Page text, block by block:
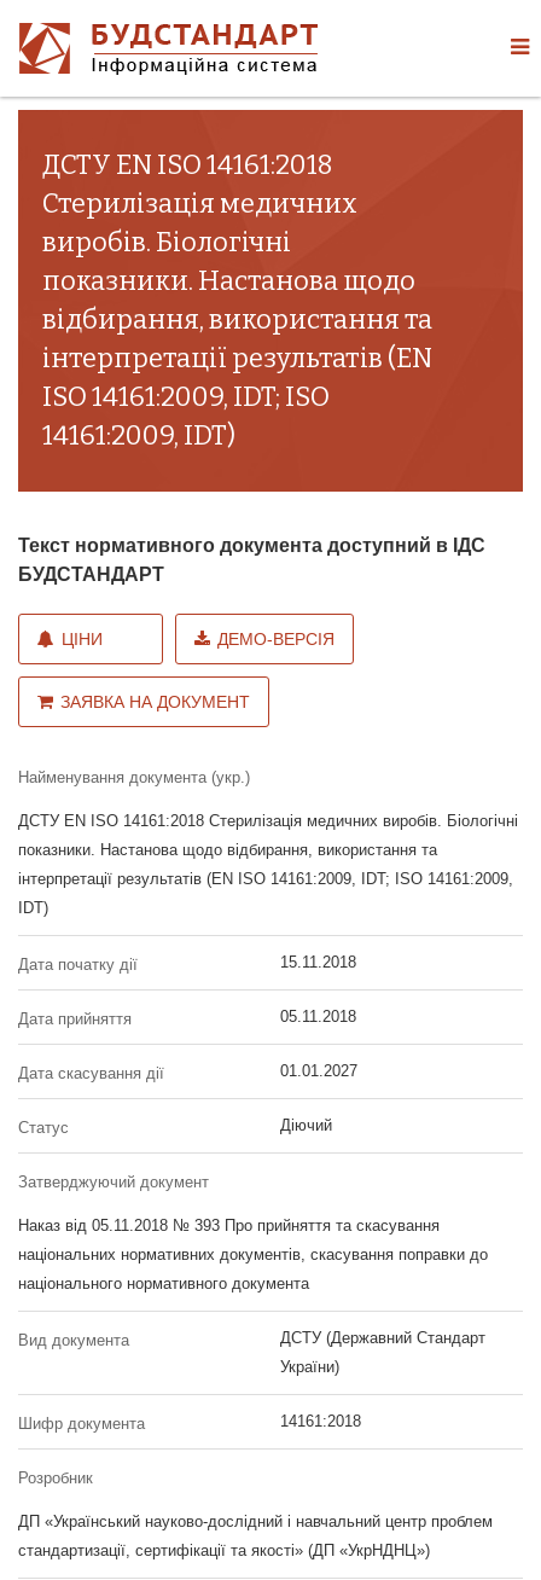
ДСТУ EN ISO 14161:2018
Стерилізація медичних
виробів. Біологічні
показники. Настанова щодо
відбирання, використання та
інтерпретації результатів (EN
ISO 14161:2009, IDT; ISO
14161:2009, IDT)
Текст нормативного документа доступний в ІДС
БУДСТАНДАРТ
ЦІНИ ДЕМО-ВЕРСІЯ
ЗАЯВКА НА ДОКУМЕНТ
Найменування документа (укр.)
ДСТУ EN ISO 14161:2018 Стерилізація медичних виробів. Біологічні
показники. Настанова щодо відбирання, використання та
інтерпретації результатів (EN ISO 14161:2009, IDT; ISO 14161:2009,
IDT)
Дата початку дії 15.11.2018
Дата прийняття 05.11.2018
Дата скасування дії 01.01.2027
Статус Діючий
Затверджуючий документ
Наказ від 05.11.2018 № 393 Про прийняття та скасування
національних нормативних документів, скасування поправки до
національного нормативного документа
Вид документа
ДСТУ (Державний Стандарт
України)
Шифр документа 14161:2018
Розробник
ДП «Український науково-дослідний і навчальний центр проблем
стандартизації, сертифікації та якості» (ДП «УкрНДНЦ»)